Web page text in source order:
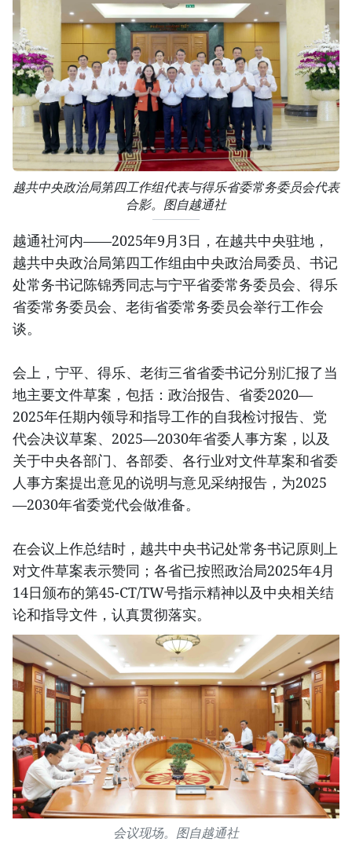
越共中央政治局第四工作组代表与得乐省委常务委员会代表
合影。图自越通社
越通社河内——2025年9月3日，在越共中央驻地，
越共中央政治局第四工作组由中央政治局委员、书记
处常务书记陈锦秀同志与宁平省委常务委员会、得乐
省委常务委员会、老街省委常务委员会举行工作会
谈。
会上，宁平、得乐、老街三省省委书记分别汇报了当
地主要文件草案，包括：政治报告、省委2020—
2025年任期内领导和指导工作的自我检讨报告、党
代会决议草案、2025—2030年省委人事方案，以及
关于中央各部门、各部委、各行业对文件草案和省委
人事方案提出意见的说明与意见采纳报告，为2025
—2030年省委党代会做准备。
在会议上作总结时，越共中央书记处常务书记原则上
对文件草案表示赞同；各省已按照政治局2025年4月
14日颁布的第45-CT/TW号指示精神以及中央相关结
论和指导文件，认真贯彻落实。
会议现场。图自越通社